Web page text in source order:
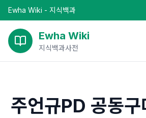
Ewha Wiki - 지식백과
Ewha Wiki
지식백과사전
주언규PD 공동구